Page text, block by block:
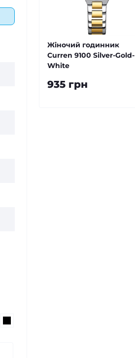
Жіночий годинник
Curren 9100 Silver-Gold-
White
935 грн